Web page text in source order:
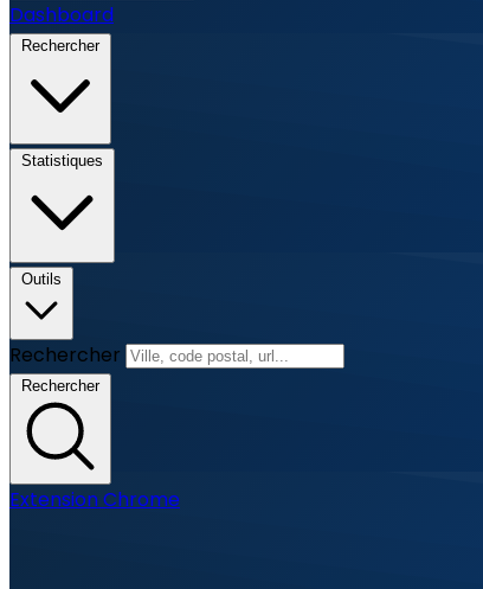
Dashboard
Rechercher
Statistiques
Outils
Rechercher
Rechercher
Extension Chrome